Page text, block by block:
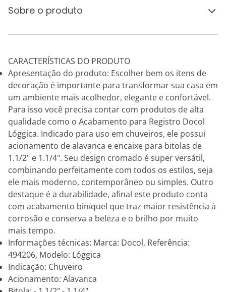
Sobre o produto
CARACTERÍSTICAS DO PRODUTO
Apresentação do produto: Escolher bem os itens de
decoração é importante para transformar sua casa em
um ambiente mais acolhedor, elegante e confortável.
Para isso você precisa contar com produtos de alta
qualidade como o Acabamento para Registro Docol
Lóggica. Indicado para uso em chuveiros, ele possui
acionamento de alavanca e encaixe para bitolas de
1.1/2" e 1.1/4". Seu design cromado é super versátil,
combinando perfeitamente com todos os estilos, seja
ele mais moderno, contemporâneo ou simples. Outro
destaque é a durabilidade, afinal este produto conta
com acabamento biníquel que traz maior resistência à
corrosão e conserva a beleza e o brilho por muito
mais tempo.
Informações técnicas: Marca: Docol, Referência:
494206, Modelo: Lóggica
Indicação: Chuveiro
Acionamento: Alavanca